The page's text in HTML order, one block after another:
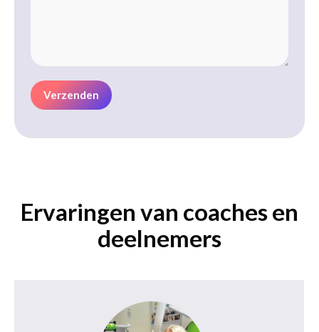
Ervaringen van coaches en
deelnemers